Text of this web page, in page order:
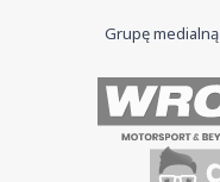
Grupę medialną